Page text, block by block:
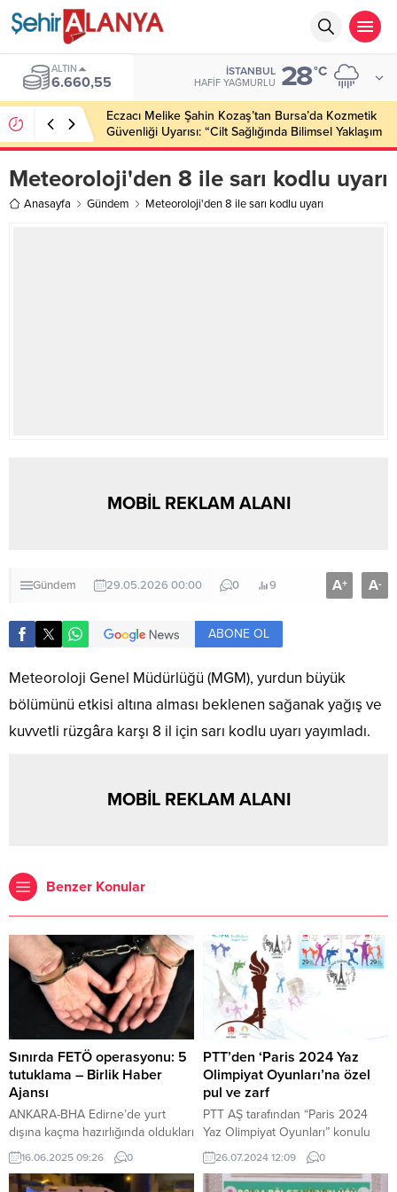
ALTIN
6.660,55
İSTANBUL
HAFIF YAĞMURLU 28°C
Eczacı Melike Şahin Kozaş’tan Bursa’da Kozmetik
Güvenliği Uyarısı: “Cilt Sağlığında Bilimsel Yaklaşım
ve Güvenilir Ürün Kullanımı Hayati Önem Taşıyor”
Meteoroloji'den 8 ile sarı kodlu uyarı
Anasayfa Gündem Meteoroloji'den 8 ile sarı kodlu uyarı
MOBİL REKLAM ALANI
Gündem 29.05.2026 00:00 0 9 A+ A-
ABONE OL
Meteoroloji Genel Müdürlüğü (MGM), yurdun büyük
bölümünü etkisi altına alması beklenen sağanak yağış ve
kuvvetli rüzgâra karşı 8 il için sarı kodlu uyarı yayımladı.
MOBİL REKLAM ALANI
Benzer Konular
Sınırda FETÖ operasyonu: 5
tutuklama – Birlik Haber
Ajansı
ANKARA-BHA Edirne’de yurt
dışına kaçma hazırlığında oldukları
tespit edilen 5 FETÖ şüphelisi,
polis ekiplerinin düzenlediği
operasyonla yakalandı.
16.06.2025 09:26 0
PTT’den ‘Paris 2024 Yaz
Olimpiyat Oyunları’na özel
pul ve zarf
PTT AŞ tarafından “Paris 2024
Yaz Olimpiyat Oyunları” konulu
anma pulu ve ilkgün zarfı 26
Temmuz 2024 tarihinde tedavüle
sunuldu. İSTANBUL (İGFA) – PTT
26.07.2024 12:09 0